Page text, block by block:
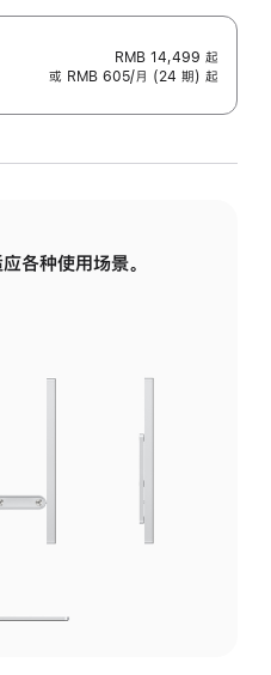
RMB 14,499 起
或 RMB 605/月 (24 期) 起
各种使用场景。